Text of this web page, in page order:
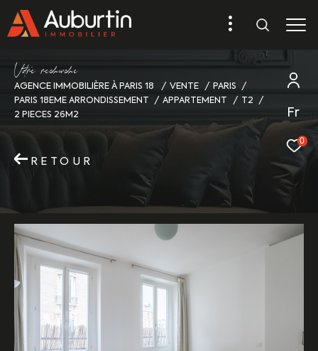
Fr
0
Vore recece
AGENCE IMMOBILIÈRE À PARIS 18 VENTE
PARIS
PARIS 18EME ARRONDISSEMENT
APPARTEMENT
T2
2 PIECES 26M2
RETOUR